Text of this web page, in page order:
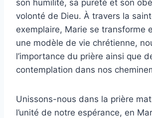
son humilité, sa pureté et son
volonté de Dieu. À travers la
exemplaire, Marie se transforme
une modèle de vie chrétienne,
l’importance du prière ainsi que
contemplation dans nos
Unissons-nous dans la prière
l’unité de notre espérance, en